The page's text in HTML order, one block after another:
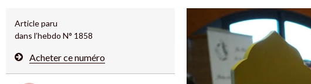
Article paru
dans l’hebdo N° 1858
Acheter ce numéro